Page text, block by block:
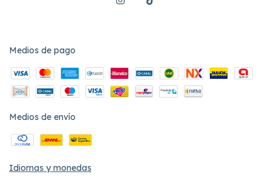
Medios de pago
Medios de envío
Idiomas y monedas